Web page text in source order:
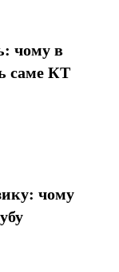
чому в
саме КТ
чому